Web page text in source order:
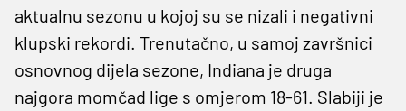
aktualnu sezonu u kojoj su se nizali i negativni
klupski rekordi. Trenutačno, u samoj završnici
osnovnog dijela sezone, Indiana je druga
najgora momčad lige s omjerom 18-61. Slabiji je